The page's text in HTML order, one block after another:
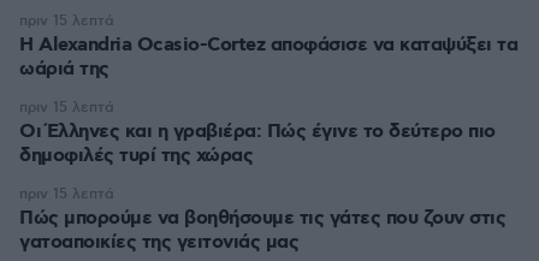
Η Alexandria Ocasio-Cortez αποφάσισε να καταψύξει τα
ωάριά της
πριν 15 λεπτά
Οι Έλληνες και η γραβιέρα: Πώς έγινε το δεύτερο πιο
δημοφιλές τυρί της χώρας
πριν 15 λεπτά
Πώς μπορούμε να βοηθήσουμε τις γάτες που ζουν στις
γατοαποικίες της γειτονιάς μας
πριν 15 λεπτά